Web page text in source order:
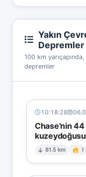
Yakın
Depremler
100 km
depremler
10:18:28
Chase'nin 44
81.5 km I